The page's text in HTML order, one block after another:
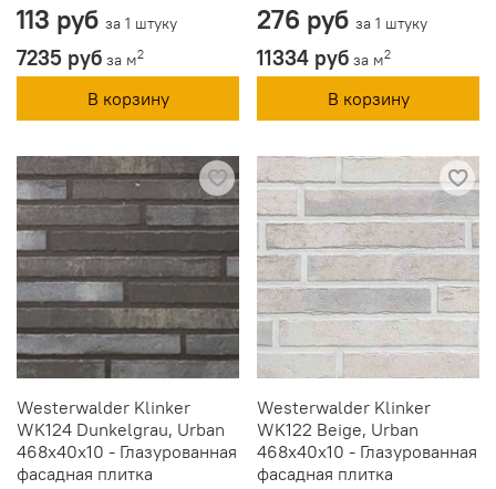
113 руб за 1 штуку
7235 руб за м2
В корзину
276 руб за 1 штуку
11334 руб за м2
В корзину
Westerwalder Klinker
WK124 Dunkelgrau, Urban
468x40x10 - Глазурованная
фасадная плитка
Westerwalder Klinker
WK122 Beige, Urban
468x40x10 - Глазурованная
фасадная плитка